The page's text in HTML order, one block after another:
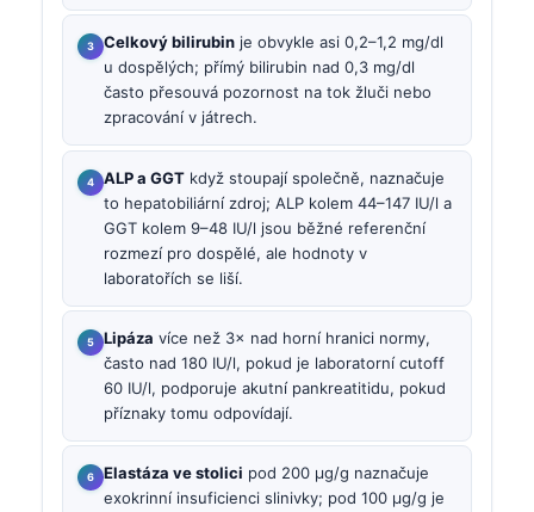
Celkový bilirubin je obvykle asi 0,2–1,2 mg/dl
u dospělých; přímý bilirubin nad 0,3 mg/dl
často přesouvá pozornost na tok žluči nebo
zpracování v játrech.
ALP a GGT když stoupají společně, naznačuje
to hepatobiliární zdroj; ALP kolem 44–147 IU/l a
GGT kolem 9–48 IU/l jsou běžné referenční
rozmezí pro dospělé, ale hodnoty v
laboratořích se liší.
Lipáza více než 3× nad horní hranici normy,
často nad 180 IU/l, pokud je laboratorní cutoff
60 IU/l, podporuje akutní pankreatitidu, pokud
příznaky tomu odpovídají.
Elastáza ve stolici pod 200 µg/g naznačuje
exokrinní insuficienci slinivky; pod 100 µg/g je